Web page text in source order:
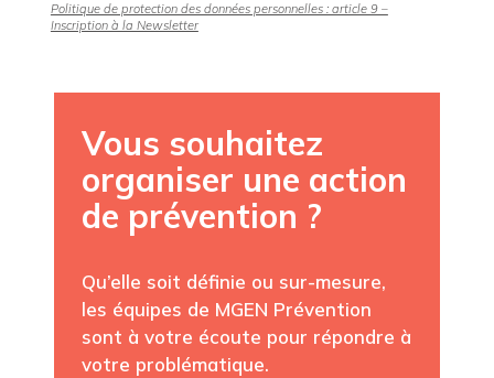
Politique de protection des données personnelles : article 9 –
Inscription à la Newsletter
Vous souhaitez
organiser une action
de prévention ?
Qu’elle soit définie ou sur-mesure,
les équipes de MGEN Prévention
sont à votre écoute pour répondre à
votre problématique.